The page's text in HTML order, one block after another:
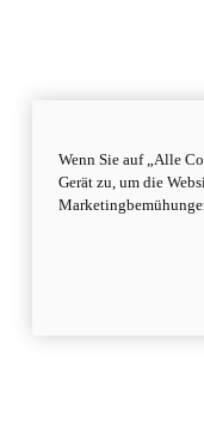
Wenn Sie auf „Alle
Gerät zu, um die